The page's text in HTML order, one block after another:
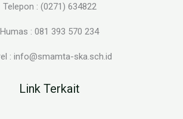
Telepon : (0271) 634822
Humas : 081 393 570 234
: info@smamta-ska.sch.id
Link Terkait